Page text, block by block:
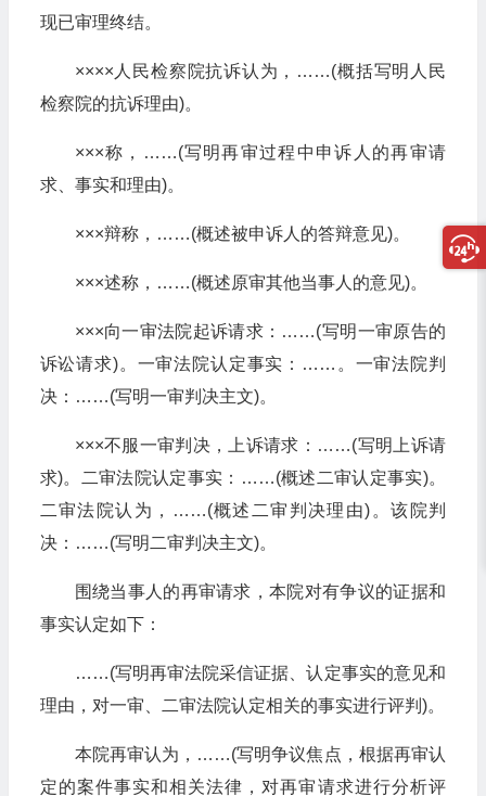
现已审理终结。
××××人民检察院抗诉认为，……(概括写明人民
检察院的抗诉理由)。
×××称，……(写明再审过程中申诉人的再审请
求、事实和理由)。
×××辩称，……(概述被申诉人的答辩意见)。
×××述称，……(概述原审其他当事人的意见)。
×××向一审法院起诉请求：……(写明一审原告的
诉讼请求)。一审法院认定事实：……。一审法院判
决：……(写明一审判决主文)。
×××不服一审判决，上诉请求：……(写明上诉请
求)。二审法院认定事实：……(概述二审认定事实)。
二审法院认为，……(概述二审判决理由)。该院判
决：……(写明二审判决主文)。
围绕当事人的再审请求，本院对有争议的证据和
事实认定如下：
……(写明再审法院采信证据、认定事实的意见和
理由，对一审、二审法院认定相关的事实进行评判)。
本院再审认为，……(写明争议焦点，根据再审认
定的案件事实和相关法律，对再审请求进行分析评